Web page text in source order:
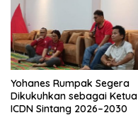
Yohanes Rumpak Segera
Dikukuhkan sebagai Ketua
ICDN Sintang 2026–2030